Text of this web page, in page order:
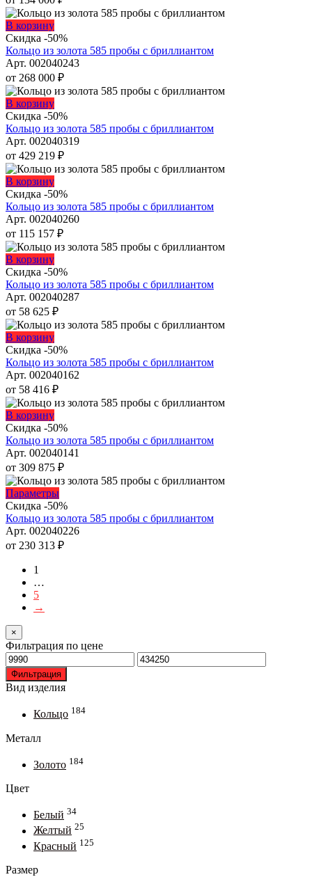
Опции
можно
выбрать
на
странице
товара.
В корзинуЭтот
товар
имеет
несколько
вариаций.
Опции
можно
выбрать
на
странице
товара.
Скидка -50%
Кольцо из золота 585 пробы с бриллиантом
Арт. 002040243
от 268 000 ₽
В корзинуЭтот
товар
имеет
несколько
вариаций.
Опции
можно
выбрать
на
странице
товара.
Скидка -50%
Кольцо из золота 585 пробы с бриллиантом
Арт. 002040319
от 429 219 ₽
В корзинуЭтот
товар
имеет
несколько
вариаций.
Опции
можно
выбрать
на
странице
товара.
Скидка -50%
Кольцо из золота 585 пробы с бриллиантом
Арт. 002040260
от 115 157 ₽
В корзинуЭтот
товар
имеет
несколько
вариаций.
Опции
можно
выбрать
на
странице
товара.
Скидка -50%
Кольцо из золота 585 пробы с бриллиантом
Арт. 002040287
от 58 625 ₽
В корзинуЭтот
товар
имеет
несколько
вариаций.
Опции
можно
выбрать
на
странице
товара.
Скидка -50%
Кольцо из золота 585 пробы с бриллиантом
Арт. 002040162
от 58 416 ₽
В корзинуЭтот
товар
имеет
несколько
вариаций.
Опции
можно
выбрать
на
странице
товара.
Скидка -50%
Кольцо из золота 585 пробы с бриллиантом
Арт. 002040141
от 309 875 ₽
ПараметрыЭтот
товар
имеет
несколько
вариаций.
Скидка -50%
Кольцо из золота 585 пробы с бриллиантом
Арт. 002040226
от 230 313 ₽
1
…
5
→
×
Фильтрация по цене
Минимальная
цена
Максимальная
цена
Фильтрация
Вид изделия
Кольцо 184
Металл
Золото 184
Цвет
Белый 34
Желтый 25
Красный 125
Размер